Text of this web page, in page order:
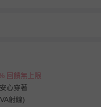
回饋無上限
心穿著
射線)